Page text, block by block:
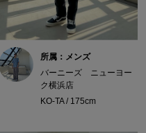
所属：メンズ
バーニーズ ニューヨー
ク横浜店
KO-TA / 175cm